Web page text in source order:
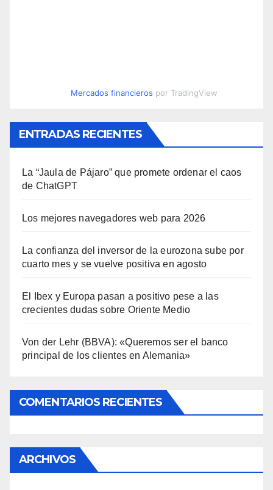
Mercados financieros por TradingView
ENTRADAS RECIENTES
La “Jaula de Pájaro” que promete ordenar el caos
de ChatGPT
Los mejores navegadores web para 2026
La confianza del inversor de la eurozona sube por
cuarto mes y se vuelve positiva en agosto
El Ibex y Europa pasan a positivo pese a las
crecientes dudas sobre Oriente Medio
Von der Lehr (BBVA): «Queremos ser el banco
principal de los clientes en Alemania»
COMENTARIOS RECIENTES
ARCHIVOS